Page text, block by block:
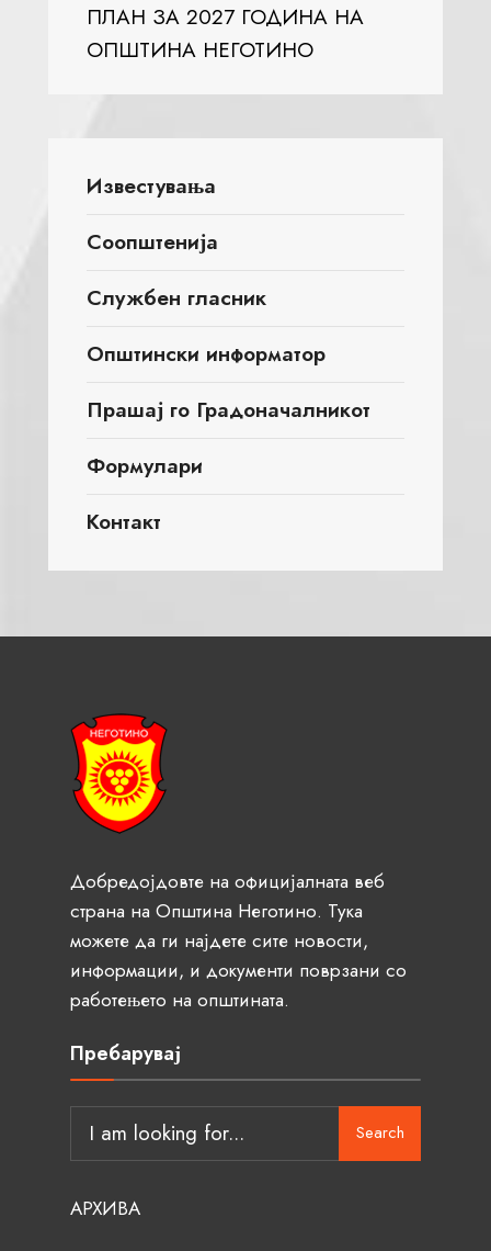
ПЛАН ЗА 2027 ГОДИНА НА
ОПШТИНА НЕГОТИНО
Известувања
Соопштенија
Службен гласник
Општински информатор
Прашај го Градоначалникот
Формулари
Контакт
Добредојдовте на официјалната веб
страна на Општина Неготино. Тука
можете да ги најдете сите новости,
информации, и документи поврзани со
работењето на општината.
Пребарувај
Search
АРХИВА